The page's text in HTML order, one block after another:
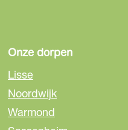
n
a
o
p
F
n
o
p
e
n
p
W
Onze dorpen
Lisse
Noordwijk
Warmond